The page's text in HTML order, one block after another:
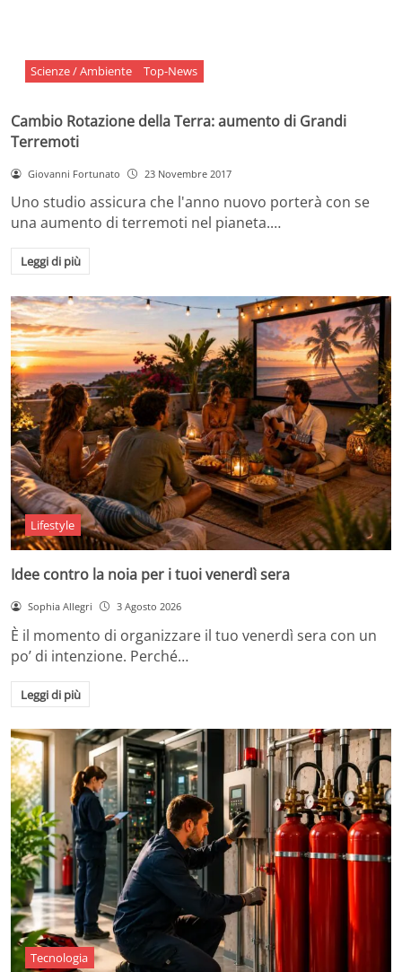
Scienze / Ambiente Top-News
Cambio Rotazione della Terra: aumento di Grandi
Terremoti
Giovanni Fortunato 23 Novembre 2017
Uno studio assicura che l'anno nuovo porterà con se
una aumento di terremoti nel pianeta.…
Leggi di più
Lifestyle
Idee contro la noia per i tuoi venerdì sera
Sophia Allegri 3 Agosto 2026
È il momento di organizzare il tuo venerdì sera con un
po’ di intenzione. Perché…
Leggi di più
Tecnologia